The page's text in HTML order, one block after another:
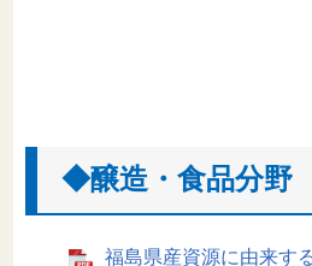
◆醸造・食品分野
福島県産資源に由来す